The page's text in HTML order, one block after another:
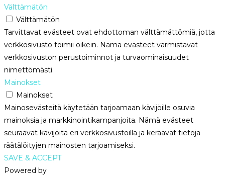
Välttämätön
Välttämätön
Tarvittavat evästeet ovat ehdottoman välttämättömiä, jotta
verkkosivusto toimii oikein. Nämä evästeet varmistavat
verkkosivuston perustoiminnot ja turvaominaisuudet
nimettömästi.
Mainokset
Mainokset
Mainosevästeitä käytetään tarjoamaan kävijöille osuvia
mainoksia ja markkinointikampanjoita. Nämä evästeet
seuraavat kävijöitä eri verkkosivustoilla ja keräävät tietoja
räätälöityjen mainosten tarjoamiseksi.
SAVE & ACCEPT
Powered by